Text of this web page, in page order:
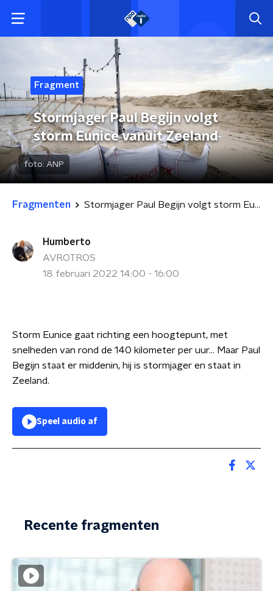
Fragment
Stormjager Paul Begijn volgt
storm Eunice vanuit Zeeland
foto: ANP
Fragmenten Stormjager Paul Begijn volgt storm Eunice vanuit Zeeland
Humberto
AVROTROS
18 februari 2022 14:00 - 16:00
Storm Eunice gaat richting een hoogtepunt, met
snelheden van rond de 140 kilometer per uur... Maar Paul
Begijn staat er middenin, hij is stormjager en staat in
Zeeland.
Speel audio af
Recente fragmenten